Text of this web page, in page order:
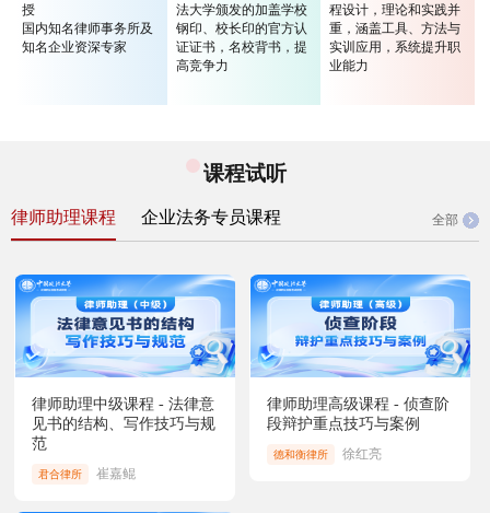
授
国内知名律师事务所及
知名企业资深专家
法大学颁发的加盖学校
钢印、校长印的官方认
证证书，名校背书，提
高竞争力
程设计，理论和实践并
重，涵盖工具、方法与
实训应用，系统提升职
业能力
课程试听
律师助理课程 企业法务专员课程 全部
律师助理中级课程 - 法律意
见书的结构、写作技巧与规
范
君合律所 崔嘉鲲
律师助理高级课程 - 侦查阶
段辩护重点技巧与案例
德和衡律所 徐红亮